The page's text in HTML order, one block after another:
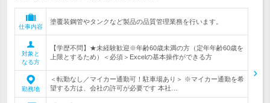
仕事内容
塗覆装鋼管やタンクなど製品の品質管理業務を行います。
対象と
なる方
【学歴不問】★未経験歓迎※年齢60歳未満の方（定年年齢60歳を
上限とするため）＜必須＞Excelの基本操作ができる方
勤務地
＜転勤なし／マイカー通勤可！駐車場あり＞ ※マイカー通勤を希
望する方は、会社の許可が必要です 本社…